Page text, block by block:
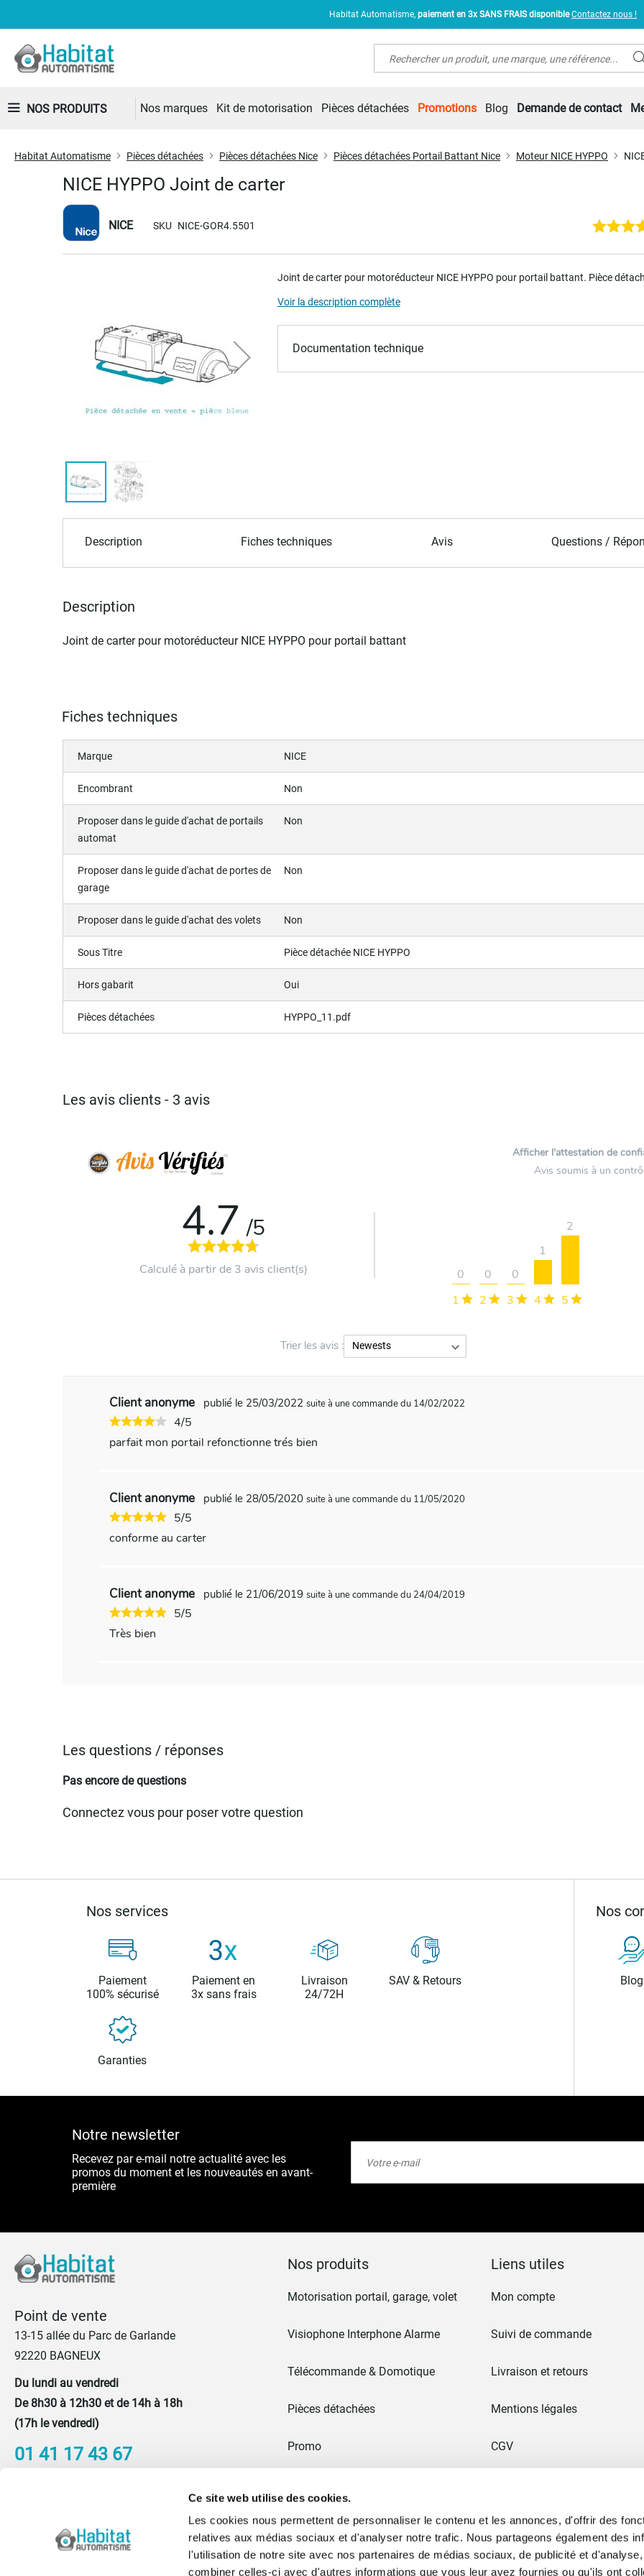
Ce site web utilise des cookies.
Les cookies nous permettent de personnaliser le contenu et les annonces, d'offrir des
relatives aux médias sociaux et d'analyser notre trafic. Nous partageons également des
l'utilisation de notre site avec nos partenaires de médias sociaux, de publicité et
combiner celles-ci avec d'autres informations que vous leur avez fournies ou qu'ils ont
Habitat Automatisme, paiement en 3x SANS FRAIS disponible Contactez nous !
NOS PRODUITS Nos marques Kit de motorisation Pièces détachées Promotions Blog Demande de contact
Habitat Automatisme Pièces détachées Pièces détachées Nice Pièces détachées Portail Battant Nice Moteur NICE HYPPO
NICE HYPPO Joint de carter
NICE SKU NICE-GOR4.5501
images
images
Joint de carter pour motoréducteur NICE HYPPO pour portail battant. Pièce
Voir la description complète
Documentation technique
Description Fiches techniques Avis Questions /
Description
Joint de carter pour motoréducteur NICE HYPPO pour portail battant
Fiches techniques
Marque NICE
Encombrant Non
Proposer dans le guide d'achat de portails
automat
Non
Proposer dans le guide d'achat de portes de
garage
Non
Proposer dans le guide d'achat des volets Non
Sous Titre Pièce détachée NICE HYPPO
Hors gabarit Oui
Pièces détachées HYPPO_11.pdf
Les avis clients - 3 avis
Afficher l'attestation de
Avis soumis à un
4.7 /5
Calculé à partir de 3 avis client(s)
1
0
2
0
3
0
4
1
5
2
Trier les avis :
Client anonyme publié le 25/03/2022 suite à une commande du 14/02/2022
4/5
parfait mon portail refonctionne trés bien
Client anonyme publié le 28/05/2020 suite à une commande du 11/05/2020
5/5
conforme au carter
Client anonyme publié le 21/06/2019 suite à une commande du 24/04/2019
5/5
Très bien
Les questions / réponses
Pas encore de questions
Connectez vous pour poser votre question
Nos services
Paiement
100% sécurisé
Paiement en
3x sans frais
Livraison
24/72H
SAV & Retours
Garanties
Nos
Blog
Notre newsletter
Recevez par e-mail notre actualité avec les
promos du moment et les nouveautés en avant-
première
notre
:
Point de vente
13-15 allée du Parc de Garlande
92220 BAGNEUX
Du lundi au vendredi
De 8h30 à 12h30 et de 14h à 18h
(17h le vendredi)
01 41 17 43 67
Nos produits
Motorisation portail, garage, volet
Visiophone Interphone Alarme
Télécommande & Domotique
Pièces détachées
Promo
Blog
Qui sommes nous ?
Liens utiles
Mon compte
Suivi de commande
Livraison et retours
Mentions légales
CGV
Ancien site
Plan du site